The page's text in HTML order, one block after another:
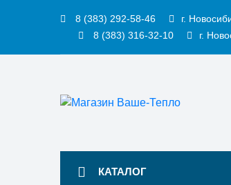
8 (383) 292-58-46
г.
8 (383) 316-32-10
г.
КАТАЛОГ